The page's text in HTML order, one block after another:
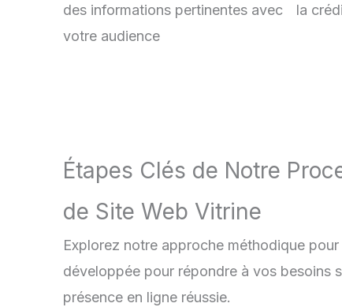
des informations pertinentes avec
votre audience
la
Étapes Clés de Notre
de Site Web Vitrine
Explorez notre approche méthodique
développée pour répondre à vos besoins
présence en ligne réussie.